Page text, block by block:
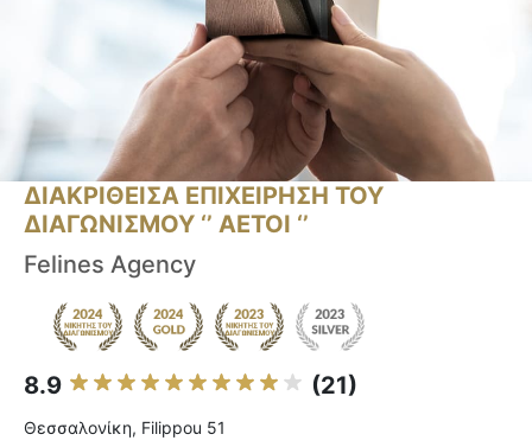
ΔΙΑΚΡΙΘΕΙΣΑ ΕΠΙΧΕΙΡΗΣΗ ΤΟΥ
ΔΙΑΓΩΝΙΣΜΟΥ ‘’ ΑΕΤΟΙ ‘’
Felines Agency
8.9 (21)
Θεσσαλονίκη, Filippou 51